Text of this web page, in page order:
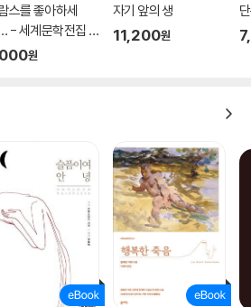
스를 좋아하세
- 세계문학전집 1
원
자기 앞의 생
11,200원